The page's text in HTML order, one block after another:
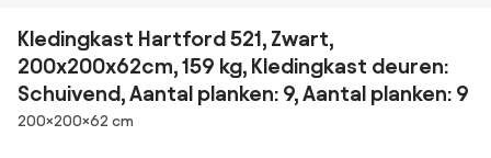
Kledingkast Hartford 521, Zwart,
200x200x62cm, 159 kg, Kledingkast deuren:
Schuivend, Aantal planken: 9, Aantal planken: 9
Afmetingen
200×200×62 cm